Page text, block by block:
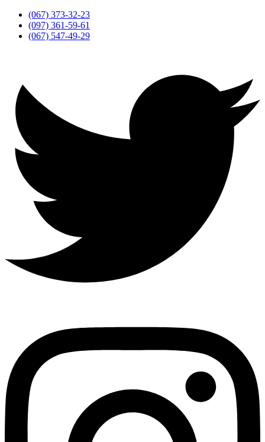
(067) 373-32-23
(097) 361-59-61
(067) 547-49-29